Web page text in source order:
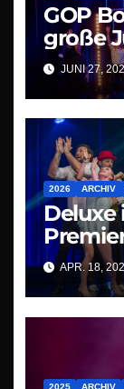
GOP
große
JUNI 27,
2026 ARCHIV
Deluxe
und
APR. 18,
2025 ARCHIV